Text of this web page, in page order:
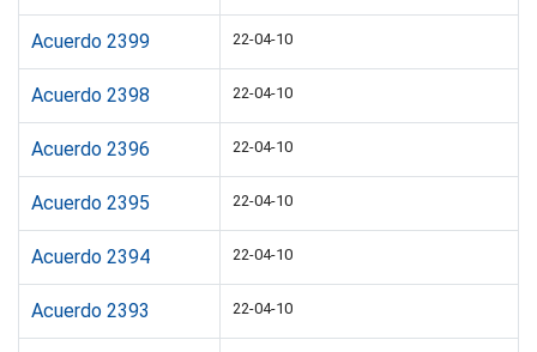
Acuerdo 2399 22-04-10
Acuerdo 2398 22-04-10
Acuerdo 2396 22-04-10
Acuerdo 2395 22-04-10
Acuerdo 2394 22-04-10
Acuerdo 2393 22-04-10